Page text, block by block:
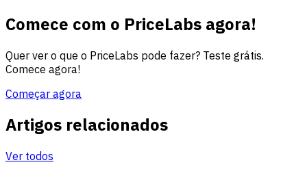
Comece com o PriceLabs agora!
Quer ver o que o PriceLabs pode fazer? Teste grátis.
Comece agora!
Começar agora
Artigos relacionados
Ver todos